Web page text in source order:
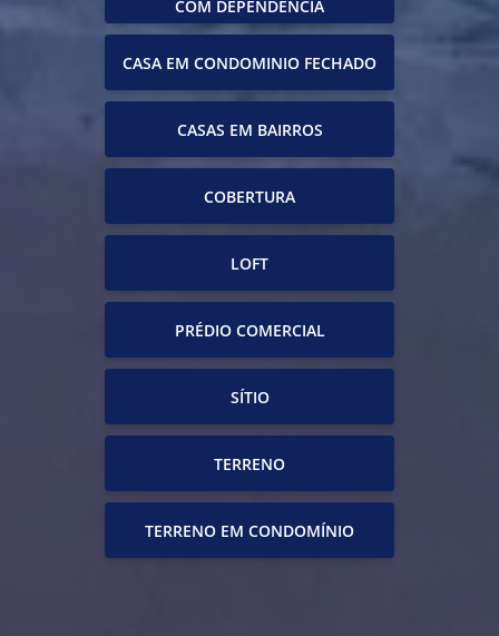
COM DEPENDÊNCIA
CASA EM CONDOMINIO FECHADO
CASAS EM BAIRROS
COBERTURA
LOFT
PRÉDIO COMERCIAL
SÍTIO
TERRENO
TERRENO EM CONDOMÍNIO